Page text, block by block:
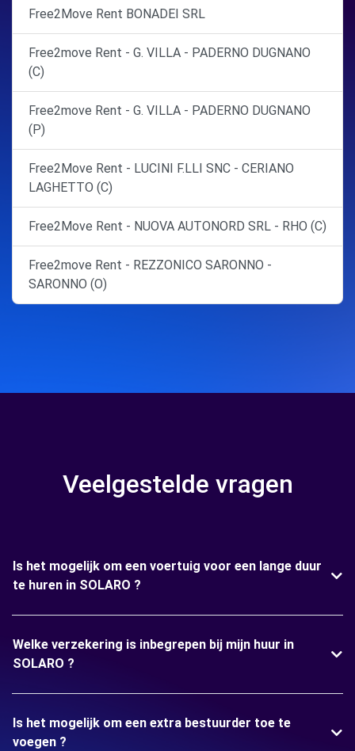
Free2Move Rent BONADEI SRL
Free2move Rent - G. VILLA - PADERNO DUGNANO
(C)
Free2move Rent - G. VILLA - PADERNO DUGNANO
(P)
Free2Move Rent - LUCINI F.LLI SNC - CERIANO
LAGHETTO (C)
Free2Move Rent - NUOVA AUTONORD SRL - RHO (C)
Free2move Rent - REZZONICO SARONNO -
SARONNO (O)
Veelgestelde vragen
Is het mogelijk om een voertuig voor een lange duur
te huren in SOLARO ?
Welke verzekering is inbegrepen bij mijn huur in
SOLARO ?
Is het mogelijk om een extra bestuurder toe te
voegen ?